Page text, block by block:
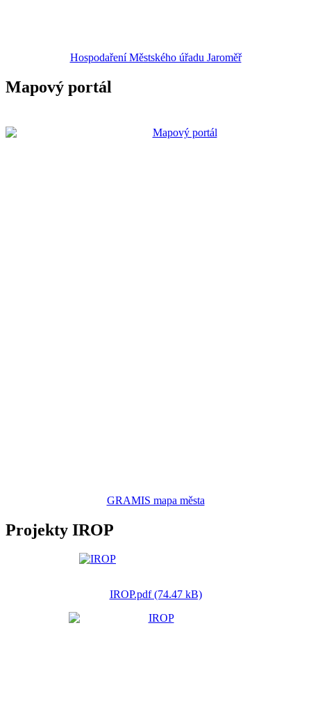
Hospodaření Městského úřadu Jaroměř
Mapový portál
GRAMIS mapa města
Projekty IROP
IROP.pdf (74.47 kB)